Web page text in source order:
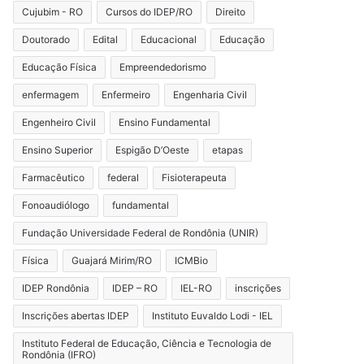
Cujubim - RO Cursos do IDEP/RO Direito
Doutorado Edital Educacional Educação
Educação Física Empreendedorismo
enfermagem Enfermeiro Engenharia Civil
Engenheiro Civil Ensino Fundamental
Ensino Superior Espigão D’Oeste etapas
Farmacêutico federal Fisioterapeuta
Fonoaudiólogo fundamental
Fundação Universidade Federal de Rondônia (UNIR)
Física Guajará Mirim/RO ICMBio
IDEP Rondônia IDEP – RO IEL-RO inscrições
Inscrições abertas IDEP Instituto Euvaldo Lodi - IEL
Instituto Federal de Educação, Ciência e Tecnologia de
Rondônia (IFRO)